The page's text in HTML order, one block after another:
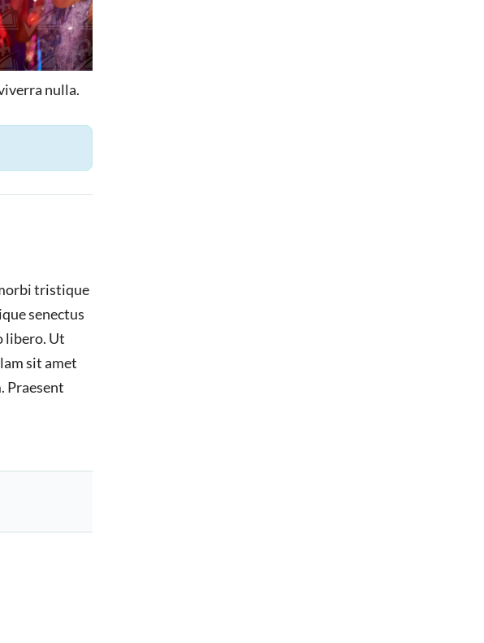
nulla.
tristique
senectus
libero. Ut
sit amet
Praesent